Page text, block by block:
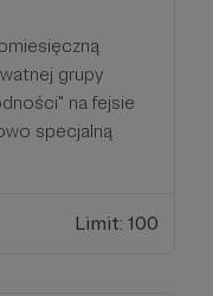
grupy
na fejsie
specjalną
Limit: 100